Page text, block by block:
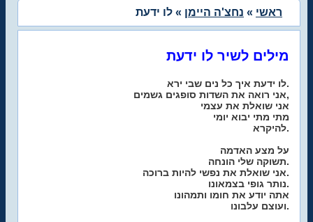
ראשי » נחצ'ה היימן » לו ידעת
מילים לשיר לו ידעת
לו ידעת איך כל נים שבי ירא.
אני רואה את השדות סופגים גשמים,
אני שואלת את עצמי
מתי מתי יבוא יומי
להיקרא.
על מצע האדמה
תשוקה שלי הונחה.
אני שואלת את נפשי להיות ברוכה.
נותר גופי בצמאונו.
אתה יודע את חומו ותמהונו
ועוצם עלבונו.